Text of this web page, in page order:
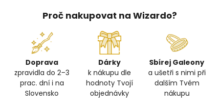
Proč nakupovat na Wizardo?
Doprava
zpravidla do 2–3
prac. dní i na
Slovensko
Dárky
k nákupu dle
hodnoty Tvojí
objednávky
Sbírej Galeony
a ušetři s nimi při
dalším Tvém
nákupu